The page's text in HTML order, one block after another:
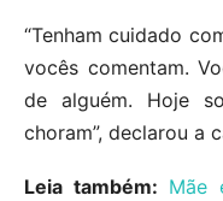
“Tenham cuidado
vocês comentam.
de alguém. Hoje
choram”, declarou a
Leia também: Mãe